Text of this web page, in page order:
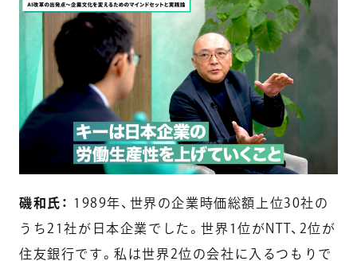
磯和氏：
1989年、世界の企業時価総額上位30社の
うち21社が日本企業でした。世界1位がNTT、2位が
住友銀行です。私は世界2位の会社に入るつもりで